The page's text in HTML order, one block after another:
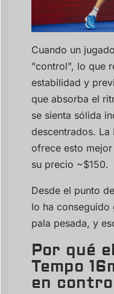
Cuando un
"control", lo que
estabilidad y
que absorba el
se sienta sólida
descentrados. La
ofrece esto
su precio ~$150.
Desde el punto
lo ha conseguido
pala pesada, y
Por qué
Tempo
en